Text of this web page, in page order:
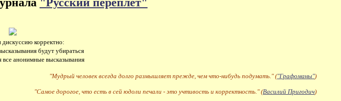
дискуссию корректно:
будут убираться
все анонимные высказывания
"Мудрый человек всегда долго размышляет прежде, чем что-нибудь подумать." ("Графоманы")
"Самое дорогое, что есть в сей юдоли печали - это учтивость и корректность." (Василий Пригодич)